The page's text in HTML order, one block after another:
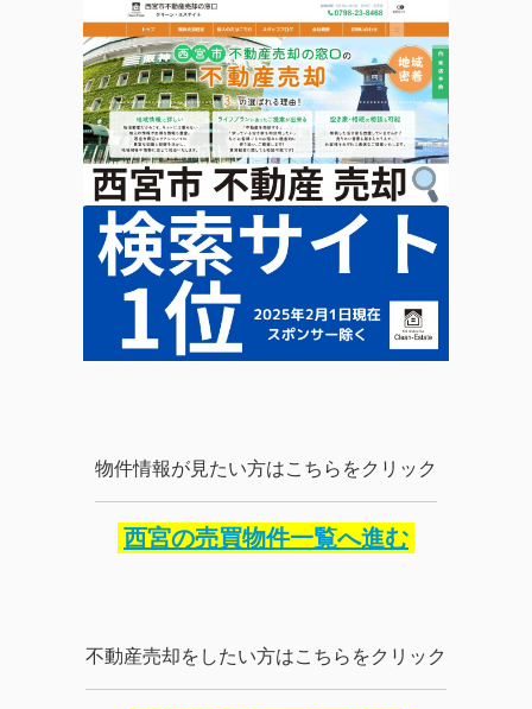
物件情報が見たい方はこちらをクリック
西宮の売買物件一覧へ進む
不動産売却をしたい方はこちらをクリック